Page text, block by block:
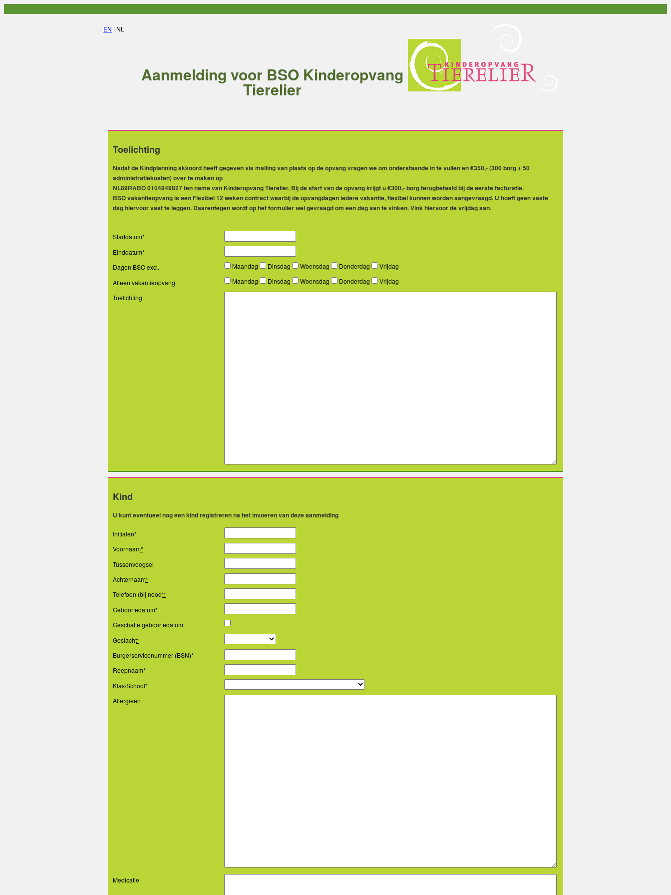
EN | NL
Aanmelding voor BSO Kinderopvang
Tierelier
Toelichting
Nadat de Kindplanning akkoord heeft gegeven via mailing van plaats op de opvang vragen we om onderstaande in te vullen en €350,- (300 borg + 50
administratiekosten) over te maken op
NL89RABO 0104849827 ten name van Kinderopvang Tierelier. Bij de start van de opvang krijgt u €300,- borg terugbetaald bij de eerste facturatie.
BSO vakantieopvang is een Flexibel 12 weken contract waarbij de opvangdagen iedere vakantie, flexibel kunnen worden aangevraagd. U hoeft geen vaste
dag hiervoor vast te leggen. Daarentegen wordt op het formulier wel gevraagd om een dag aan te vinken. Vink hiervoor de vrijdag aan.
Startdatum*
Einddatum*
Dagen BSO excl.
Maandag Dinsdag Woensdag Donderdag
Vrijdag
Alleen vakantieopvang
Maandag Dinsdag Woensdag Donderdag
Vrijdag
Toelichting
Kind
U kunt eventueel nog een kind registreren na het invoeren van deze aanmelding
Initialen*
Voornaam*
Tussenvoegsel
Achternaam*
Telefoon (bij nood)*
Geboortedatum*
Geschatte geboortedatum
Geslacht*
Burgerservicenummer (BSN)*
Roepnaam*
Klas/School*
Allergieën
Medicatie